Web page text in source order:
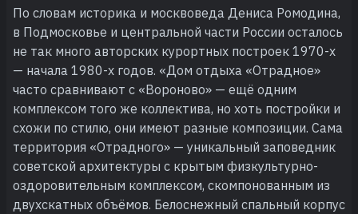
По словам историка и москвоведа Дениса Ромодина,
в Подмосковье и центральной части России осталось
не так много авторских курортных построек 1970-х
— начала 1980-х годов. «Дом отдыха «Отрадное»
часто сравнивают с «Вороново» — ещё одним
комплексом того же коллектива, но хоть постройки и
схожи по стилю, они имеют разные композиции. Сама
территория «Отрадного» — уникальный заповедник
советской архитектуры с крытым физкультурно-
оздоровительным комплексом, скомпонованным из
двухскатных объёмов. Белоснежный спальный корпус